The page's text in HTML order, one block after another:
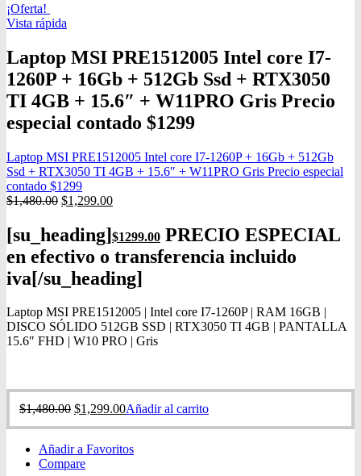
¡Oferta!
Vista rápida
Laptop MSI PRE1512005 Intel core I7-
1260P + 16Gb + 512Gb Ssd + RTX3050
TI 4GB + 15.6″ + W11PRO Gris Precio
especial contado $1299
Laptop MSI PRE1512005 Intel core I7-1260P + 16Gb + 512Gb
Ssd + RTX3050 TI 4GB + 15.6″ + W11PRO Gris Precio especial
contado $1299
$1,480.00 $1,299.00
[su_heading]$1299.00 PRECIO ESPECIAL
en efectivo o transferencia incluido
iva[/su_heading]
Laptop MSI PRE1512005 | Intel core I7-1260P | RAM 16GB |
DISCO SÓLIDO 512GB SSD | RTX3050 TI 4GB | PANTALLA
15.6″ FHD | W10 PRO | Gris
$1,480.00 $1,299.00Añadir al carrito
Añadir a Favoritos
Compare